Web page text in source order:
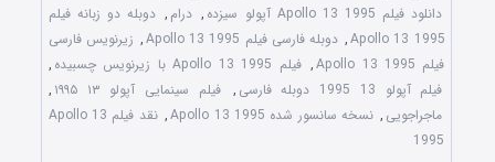
دانلود فیلم Apollo 13 1995 آپولو سیزده
, درام , دوبله دو زبانه فیلم
Apollo 13 1995
, دوبله فارسی فیلم Apollo 13 1995 , زیرنویس فارسی
فیلم Apollo 13 1995
, فیلم Apollo 13 1995 با زیرنویس چسبیده
,
فیلم آپولو 13 1995 دوبله فارسی
, فیلم سینمایی آپولو ۱۳ ۱۹۹۵
,
ماجراجویی , نسخه سانسور شده Apollo 13 1995 ,
نقد فیلم Apollo 13
1995